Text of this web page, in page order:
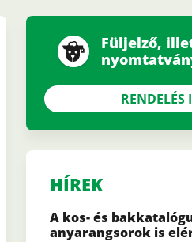
Füljelző,
RENDELÉS
HÍREK
A kos- és
anyarangsorok is